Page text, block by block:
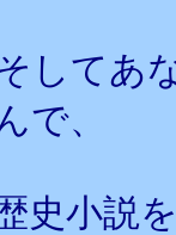
してあ
で、
史小説